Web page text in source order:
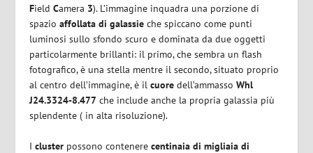
FieldCamera 3). L’immagine inquadra una porzione di
spazioaffollata di galassie che spiccano come punti
luminosi sullo sfondo scuro e dominata da due oggetti
particolarmente brillanti: il primo, che sembra un flash
fotografico, è una stella mentre il secondo, situato proprio
al centro dell’immagine, è ilcuore dell’ammassoWhl
J24.3324-8.477 che include anche la propria galassia più
splendente ( in alta risoluzione).
Icluster possono contenerecentinaia di migliaia di